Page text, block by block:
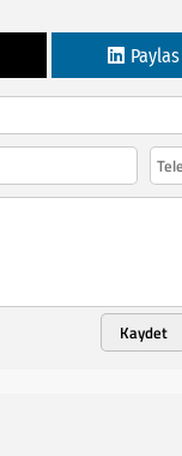
Paylas
Kaydet